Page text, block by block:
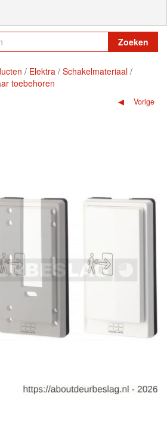
Zoeken
Elektra Schakelmateriaal
toebehoren
Vorige